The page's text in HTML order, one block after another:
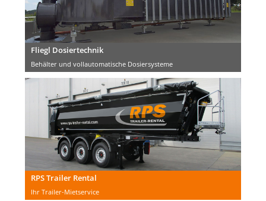
Fliegl Dosiertechnik
Behälter und vollautomatische Dosiersysteme
RPS Trailer Rental
Ihr Trailer-Mietservice